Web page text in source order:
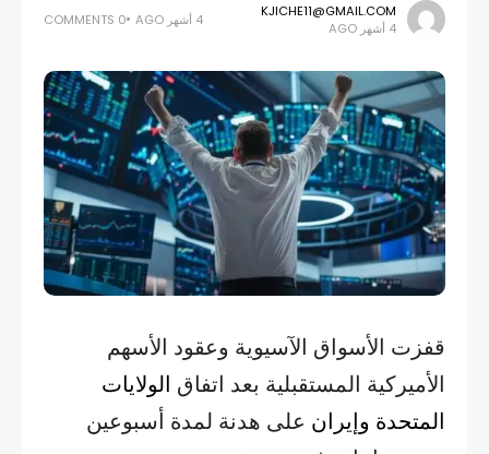
KJICHE11@GMAIL.COM
4 أشهر AGO
4 أشهر AGO 0 COMMENTS
قفزت الأسواق الآسيوية وعقود الأسهم
الأميركية المستقبلية بعد اتفاق الولايات
المتحدة وإيران على هدنة لمدة أسبوعين